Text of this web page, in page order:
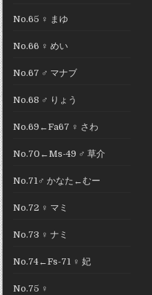
No.65 ♀ まゆ
No.66 ♀ めい
No.67 ♂ マナブ
No.68 ♂ りょう
No.69←Fa67 ♀ さわ
No.70←Ms-49 ♂ 草介
No.71♂ かなた←むー
No.72 ♀ マミ
No.73 ♀ ナミ
No.74←Fs-71 ♀ 妃
No.75 ♀